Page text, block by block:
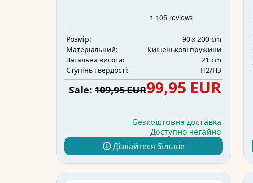
Розмір:
90 x 200 cm
Матеріальний:
Кишенькові пружини
Загальна висота:
21 cm
Ступінь твердості:
H2/H3
Sale: 109,95 EUR99,95 EUR
Безкоштовна доставка
Доступно негайно
Дізнайтеся більше